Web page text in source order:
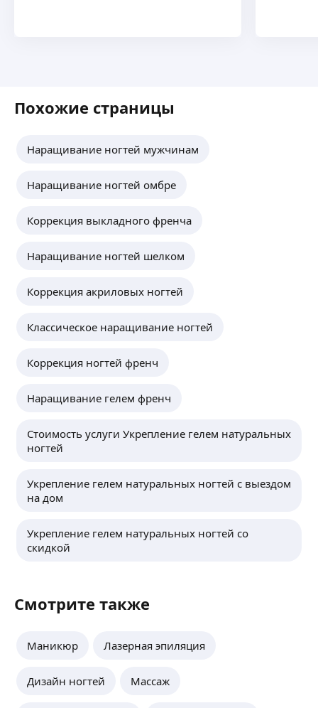
Похожие страницы
Наращивание ногтей мужчинам
Наращивание ногтей омбре
Коррекция выкладного френча
Наращивание ногтей шелком
Коррекция акриловых ногтей
Классическое наращивание ногтей
Коррекция ногтей френч
Наращивание гелем френч
Стоимость услуги Укрепление гелем натуральных
ногтей
Укрепление гелем натуральных ногтей с выездом
на дом
Укрепление гелем натуральных ногтей со
скидкой
Смотрите также
Маникюр Лазерная эпиляция
Дизайн ногтей Массаж